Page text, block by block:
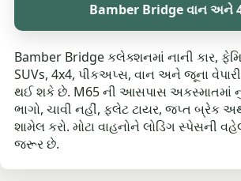
Bamber Bridge વાન અને
Bamber Bridge કલેક્શનમાં નાની કાર,
SUVs, 4x4, પીકઅપ્સ, વાન અને જૂના
થઈ શકે છે. M65 ની આસપાસ અકસ્માતમાં
ભાગો, ચાવી નહીં, ફ્લેટ ટાયર, જપ્ત બ્રેક
શામેલ કરો. મોટા વાહનોને લોડિંગ સ્પેસની
જરૂર છે.